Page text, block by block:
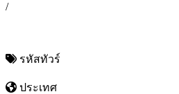
/
รหัสทัวร์
ประเทศ